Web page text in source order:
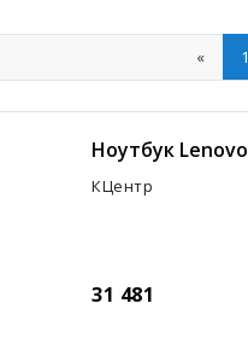
« 1
Ноутбук Lenovo
КЦентр
31 481